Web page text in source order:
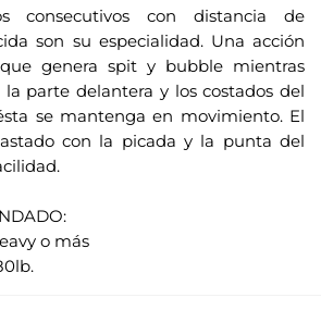
consecutivos con distancia de
son su especialidad. Una acción
genera spit y bubble mientras
parte delantera y los costados del
se mantenga en movimiento. El
con la picada y la punta del
o más